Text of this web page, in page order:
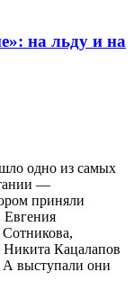
на льду и на
одно из самых
—
приняли
Евгения
Кацалапов
А выступали они